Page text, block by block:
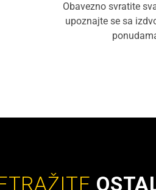
Obavezno svratite
upoznajte se sa